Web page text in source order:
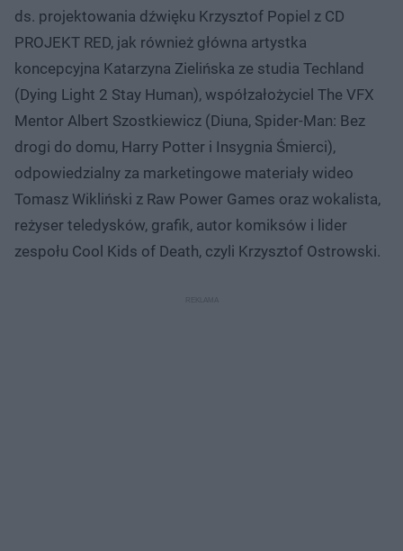
ds. projektowania dźwięku Krzysztof Popiel z CD
PROJEKT RED, jak również główna artystka
koncepcyjna Katarzyna Zielińska ze studia Techland
(Dying Light 2 Stay Human), współzałożyciel The VFX
Mentor Albert Szostkiewicz (Diuna, Spider-Man: Bez
drogi do domu, Harry Potter i Insygnia Śmierci),
odpowiedzialny za marketingowe materiały wideo
Tomasz Wikliński z Raw Power Games oraz wokalista,
reżyser teledysków, grafik, autor komiksów i lider
zespołu Cool Kids of Death, czyli Krzysztof Ostrowski.